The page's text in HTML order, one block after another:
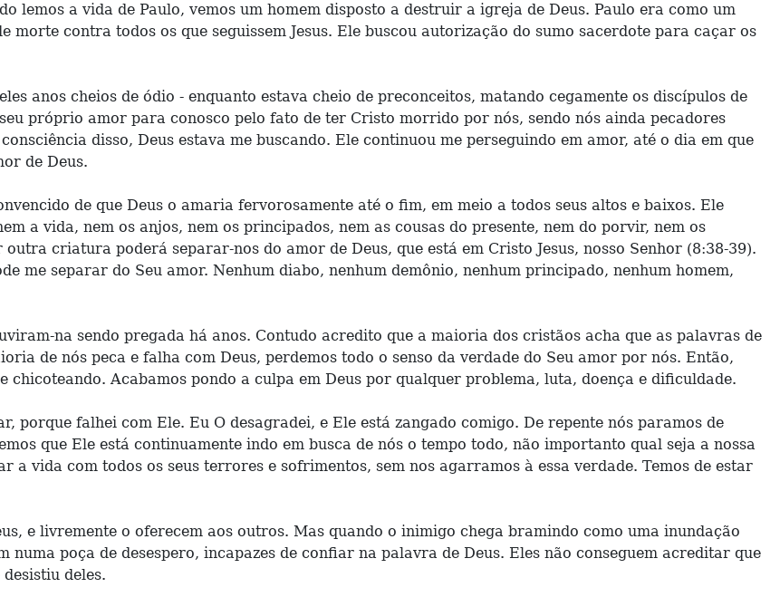
lemos a vida de Paulo, vemos um homem disposto a destruir a igreja de Deus. Paulo era como um
morte contra todos os que seguissem Jesus. Ele buscou autorização do sumo sacerdote para caçar os
anos cheios de ódio - enquanto estava cheio de preconceitos, matando cegamente os discípulos de
próprio amor para conosco pelo fato de ter Cristo morrido por nós, sendo nós ainda pecadores
disso, Deus estava me buscando. Ele continuou me perseguindo em amor, até o dia em que
de Deus.
de que Deus o amaria fervorosamente até o fim, em meio a todos seus altos e baixos. Ele
a vida, nem os anjos, nem os principados, nem as cousas do presente, nem do porvir, nem os
criatura poderá separar-nos do amor de Deus, que está em Cristo Jesus, nosso Senhor (8:38-39).
me separar do Seu amor. Nenhum diabo, nenhum demônio, nenhum principado, nenhum homem,
na sendo pregada há anos. Contudo acredito que a maioria dos cristãos acha que as palavras de
de nós peca e falha com Deus, perdemos todo o senso da verdade do Seu amor por nós. Então,
chicoteando. Acabamos pondo a culpa em Deus por qualquer problema, luta, doença e dificuldade.
porque falhei com Ele. Eu O desagradei, e Ele está zangado comigo. De repente nós paramos de
que Ele está continuamente indo em busca de nós o tempo todo, não importanto qual seja a nossa
a vida com todos os seus terrores e sofrimentos, sem nos agarramos à essa verdade. Temos de estar
e livremente o oferecem aos outros. Mas quando o inimigo chega bramindo como uma inundação
numa poça de desespero, incapazes de confiar na palavra de Deus. Eles não conseguem acreditar que
deles.